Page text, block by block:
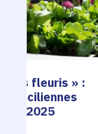
fleuris » :
franciliennes
en 2025